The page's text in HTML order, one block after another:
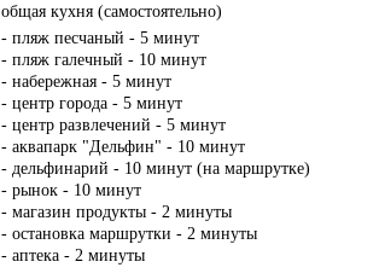
общая кухня (самостоятельно)
- пляж песчаный - 5 минут
- пляж галечный - 10 минут
- набережная - 5 минут
- центр города - 5 минут
- центр развлечений - 5 минут
- аквапарк "Дельфин" - 10 минут
- дельфинарий - 10 минут (на маршрутке)
- рынок - 10 минут
- магазин продукты - 2 минуты
- остановка маршрутки - 2 минуты
- аптека - 2 минуты